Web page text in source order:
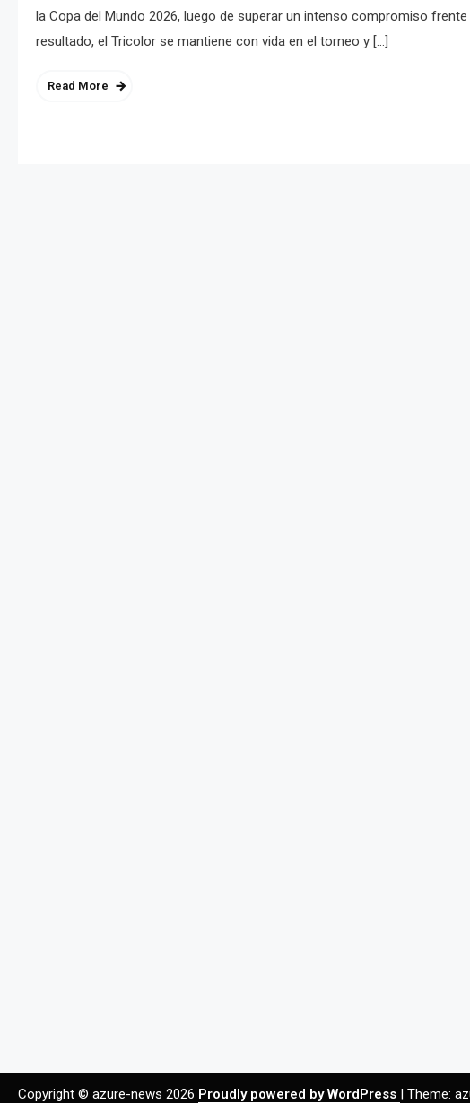
la Copa del Mundo 2026, luego de superar un intenso compromiso
resultado, el Tricolor se mantiene con vida en el torneo y […]
Read More
Copyright © azure-news 2026 Proudly powered by WordPress | Theme: